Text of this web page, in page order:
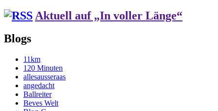
Aktuell auf „In voller Länge“
Blogs
11km
120 Minuten
allesausseraas
angedacht
Ballreiter
Beves Welt